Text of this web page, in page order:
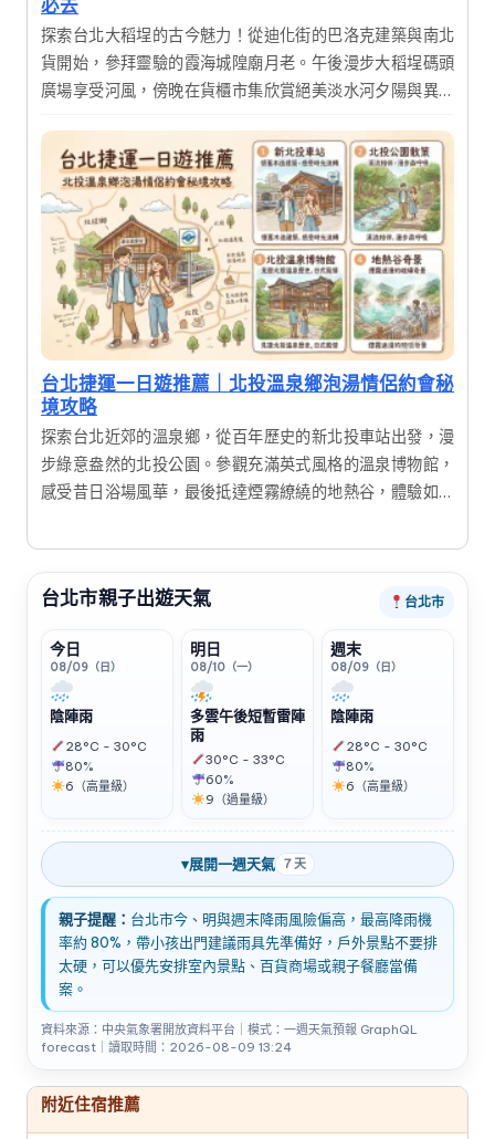
必去
探索台北大稻埕的古今魅力！從迪化街的巴洛克建築與南北
貨開始，參拜靈驗的霞海城隍廟月老。午後漫步大稻埕碼頭
廣場享受河風，傍晚在貨櫃市集欣賞絕美淡水河夕陽與異國
台北捷運一日遊推薦｜北投溫泉鄉泡湯情侶約會秘
境攻略
探索台北近郊的溫泉鄉，從百年歷史的新北投車站出發，漫
步綠意盎然的北投公園。參觀充滿英式風格的溫泉博物館，
感受昔日浴場風華，最後抵達煙霧繚繞的地熱谷，體驗如夢
日遊。
台北市親子出遊天氣 台北市
今日
08/09（日）
陰陣雨
28°C - 30°C
80%
6（高量級）
明日
08/10（一）
多雲午後短暫雷陣
雨
30°C - 33°C
60%
9（過量級）
週末
08/09（日）
陰陣雨
28°C - 30°C
80%
6（高量級）
▾展開一週天氣 7 天
親子提醒： 台北市今、明與週末降雨風險偏高，最高降雨機
率約 80%，帶小孩出門建議雨具先準備好，戶外景點不要排
太硬，可以優先安排室內景點、百貨商場或親子餐廳當備
案。
資料來源：中央氣象署開放資料平台｜模式：一週天氣預報 GraphQL
forecast｜讀取時間：2026-08-09 13:24
附近住宿推薦